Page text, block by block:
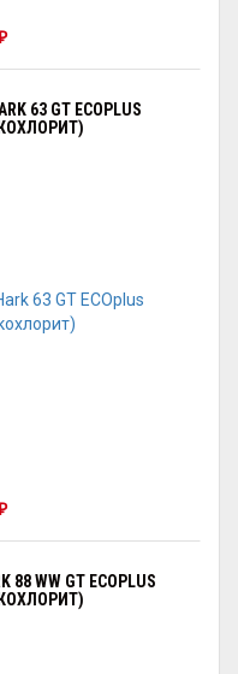
63 GT ECOPLUS
WW GT ECOPLUS